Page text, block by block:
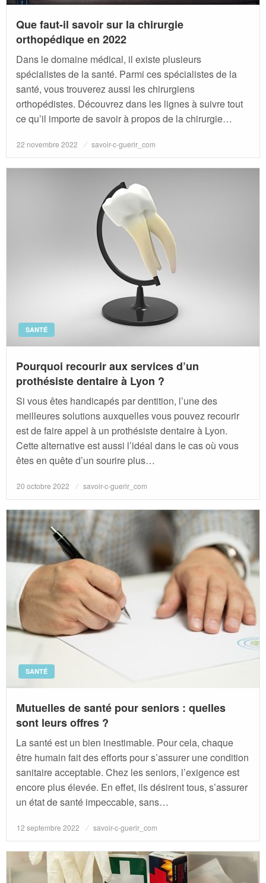
Que faut-il savoir sur la chirurgie
orthopédique en 2022
Dans le domaine médical, il existe plusieurs
spécialistes de la santé. Parmi ces spécialistes de la
santé, vous trouverez aussi les chirurgiens
orthopédistes. Découvrez dans les lignes à suivre tout
ce qu’il importe de savoir à propos de la chirurgie…
Posted
22 novembre 2022 savoir-c-guerir_com
SANTÉ
Pourquoi recourir aux services d’un
prothésiste dentaire à Lyon ?
Si vous êtes handicapés par dentition, l’une des
meilleures solutions auxquelles vous pouvez recourir
est de faire appel à un prothésiste dentaire à Lyon.
Cette alternative est aussi l’idéal dans le cas où vous
êtes en quête d’un sourire plus…
Posted
20 octobre 2022 savoir-c-guerir_com
SANTÉ
Mutuelles de santé pour seniors : quelles
sont leurs offres ?
La santé est un bien inestimable. Pour cela, chaque
être humain fait des efforts pour s’assurer une condition
sanitaire acceptable. Chez les seniors, l’exigence est
encore plus élevée. En effet, ils désirent tous, s’assurer
un état de santé impeccable, sans…
Posted
12 septembre 2022 savoir-c-guerir_com